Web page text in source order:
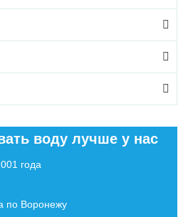
воду лучше у нас
года
по Воронежу